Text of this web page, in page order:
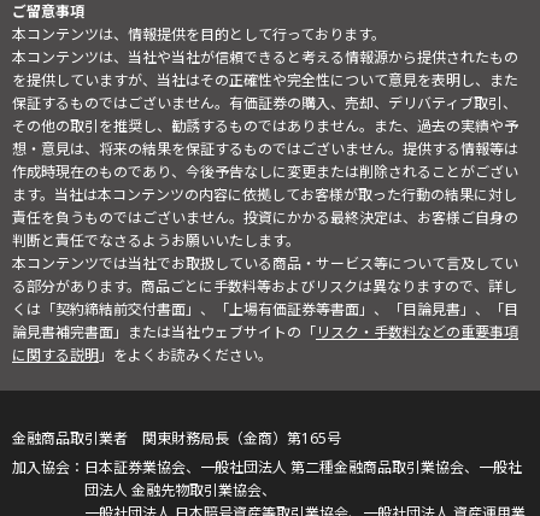
ご留意事項
本コンテンツは、情報提供を目的として行っております。
本コンテンツは、当社や当社が信頼できると考える情報源から提供されたもの
を提供していますが、当社はその正確性や完全性について意見を表明し、また
保証するものではございません。有価証券の購入、売却、デリバティブ取引、
その他の取引を推奨し、勧誘するものではありません。また、過去の実績や予
想・意見は、将来の結果を保証するものではございません。提供する情報等は
作成時現在のものであり、今後予告なしに変更または削除されることがござい
ます。当社は本コンテンツの内容に依拠してお客様が取った行動の結果に対し
責任を負うものではございません。投資にかかる最終決定は、お客様ご自身の
判断と責任でなさるようお願いいたします。
本コンテンツでは当社でお取扱している商品・サービス等について言及してい
る部分があります。商品ごとに手数料等およびリスクは異なりますので、詳し
くは「契約締結前交付書面」、「上場有価証券等書面」、「目論見書」、「目
論見書補完書面」または当社ウェブサイトの「リスク・手数料などの重要事項
に関する説明」をよくお読みください。
金融商品取引業者 関東財務局長（金商）第165号
日本証券業協会、一般社団法人 第二種金融商品取引業協会、一般社
団法人 金融先物取引業協会、